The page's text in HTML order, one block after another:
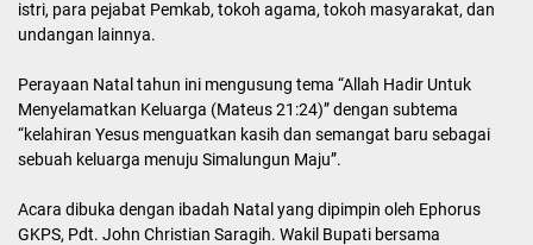
istri, para pejabat Pemkab, tokoh agama, tokoh masyarakat, dan
undangan lainnya.
Perayaan Natal tahun ini mengusung tema “Allah Hadir Untuk
Menyelamatkan Keluarga (Mateus 21:24)” dengan subtema
“kelahiran Yesus menguatkan kasih dan semangat baru sebagai
sebuah keluarga menuju Simalungun Maju”.
Acara dibuka dengan ibadah Natal yang dipimpin oleh Ephorus
GKPS, Pdt. John Christian Saragih. Wakil Bupati bersama